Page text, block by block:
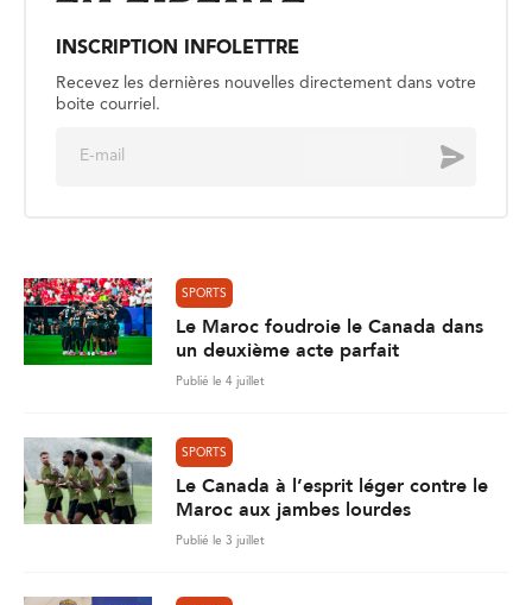
INSCRIPTION INFOLETTRE
Recevez les dernières nouvelles directement dans votre
boite courriel.
Envoyer
SPORTS
Le Maroc foudroie le Canada dans
un deuxième acte parfait
Publié le 4 juillet
SPORTS
Le Canada à l’esprit léger contre le
Maroc aux jambes lourdes
Publié le 3 juillet